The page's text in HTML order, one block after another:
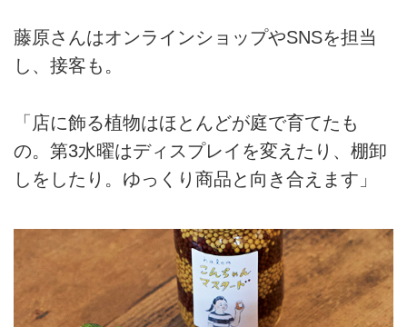
藤原さんはオンラインショップやSNSを担当
し、接客も。
「店に飾る植物はほとんどが庭で育てたも
の。第3水曜はディスプレイを変えたり、棚卸
しをしたり。ゆっくり商品と向き合えます」